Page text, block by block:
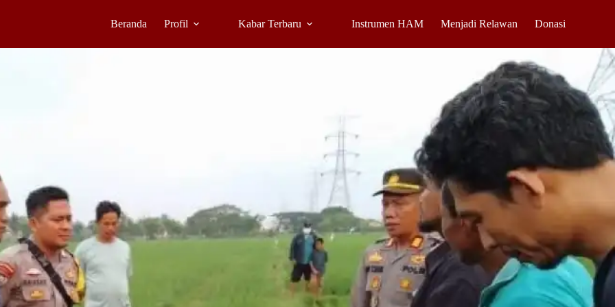
Beranda Profil Kabar Terbaru Instrumen HAM Menjadi Relawan Donasi